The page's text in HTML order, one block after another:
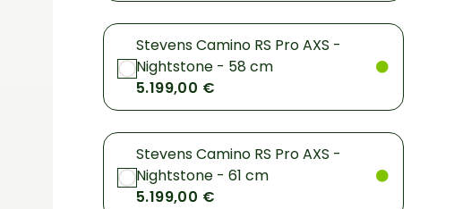
Stevens Camino RS Pro AXS -
Nightstone - 58 cm
5.199,00 €
Stevens Camino RS Pro AXS -
Nightstone - 61 cm
5.199,00 €